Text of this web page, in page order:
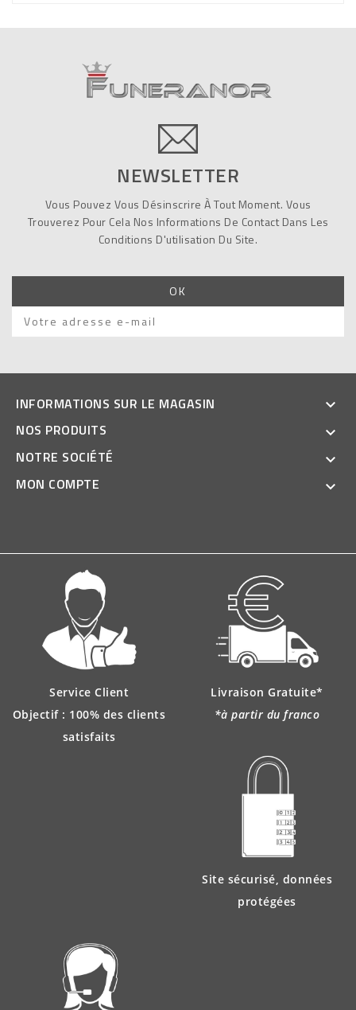
NEWSLETTER
Vous Pouvez Vous Désinscrire À Tout Moment. Vous
Trouverez Pour Cela Nos Informations De Contact Dans Les
Conditions D'utilisation Du Site.
INFORMATIONS SUR LE MAGASIN

NOS PRODUITS

NOTRE SOCIÉTÉ

MON COMPTE

Service Client
Objectif : 100% des clients
satisfaits
Livraison Gratuite*
*à partir du franco
Site sécurisé, données
protégées